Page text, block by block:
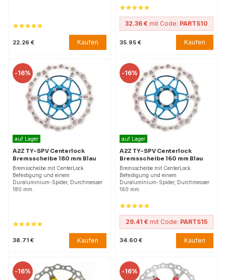
22.26 € Kaufen
32.36 € mit Code: PARTS10
35.95 € Kaufen
-16%
auf Lager
A2Z TY-SPV Centerlock
Bremsscheibe 180 mm Blau
Bremsscheibe mit CenterLock
Befestigung und einem
Duraluminium-Spider, Durchmesser
180 mm.
38.71 € Kaufen
-16%
auf Lager
A2Z TY-SPV Centerlock
Bremsscheibe 160 mm Blau
Bremsscheibe mit CenterLock
Befestigung und einem
Duraluminium-Spider, Durchmesser
160 mm.
29.41 € mit Code: PARTS15
34.60 € Kaufen
-16% -16%